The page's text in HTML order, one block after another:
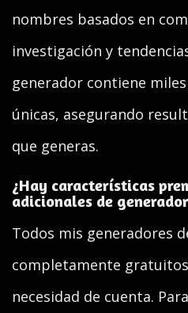
nombres basados en
investigación y
generador contiene
únicas, asegurando
que generas.
¿Hay características
adicionales de
Todos mis generadores
completamente
necesidad de cuenta.